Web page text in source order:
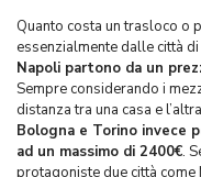
Quanto costa un trasloco o
essenzialmente dalle città
Napoli partono da un
Sempre considerando i
distanza tra una casa e
Bologna e Torino invece
ad un massimo di 2400€.
protagoniste due città